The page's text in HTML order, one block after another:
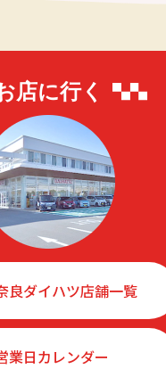
店に行く
良ダイハツ店舗一覧
業日カレンダー